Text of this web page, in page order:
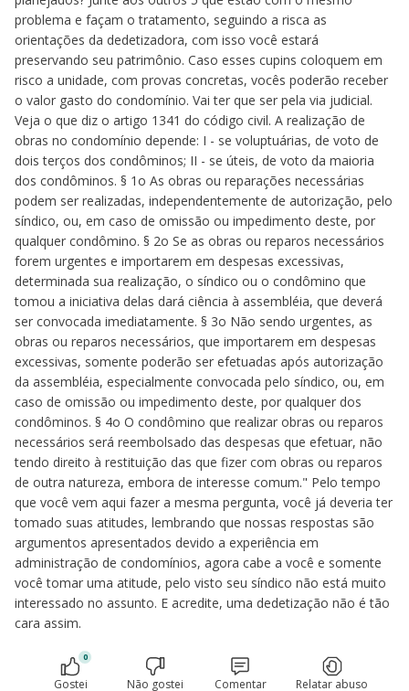
problema e façam o tratamento, seguindo a risca as
orientações da dedetizadora, com isso você estará
preservando seu patrimônio. Caso esses cupins coloquem em
risco a unidade, com provas concretas, vocês poderão receber
o valor gasto do condomínio. Vai ter que ser pela via judicial.
Veja o que diz o artigo 1341 do código civil. A realização de
obras no condomínio depende: I - se voluptuárias, de voto de
dois terços dos condôminos; II - se úteis, de voto da maioria
dos condôminos. § 1o As obras ou reparações necessárias
podem ser realizadas, independentemente de autorização, pelo
síndico, ou, em caso de omissão ou impedimento deste, por
qualquer condômino. § 2o Se as obras ou reparos necessários
forem urgentes e importarem em despesas excessivas,
determinada sua realização, o síndico ou o condômino que
tomou a iniciativa delas dará ciência à assembléia, que deverá
ser convocada imediatamente. § 3o Não sendo urgentes, as
obras ou reparos necessários, que importarem em despesas
excessivas, somente poderão ser efetuadas após autorização
da assembléia, especialmente convocada pelo síndico, ou, em
caso de omissão ou impedimento deste, por qualquer dos
condôminos. § 4o O condômino que realizar obras ou reparos
necessários será reembolsado das despesas que efetuar, não
tendo direito à restituição das que fizer com obras ou reparos
de outra natureza, embora de interesse comum." Pelo tempo
que você vem aqui fazer a mesma pergunta, você já deveria ter
tomado suas atitudes, lembrando que nossas respostas são
argumentos apresentados devido a experiência em
administração de condomínios, agora cabe a você e somente
você tomar uma atitude, pelo visto seu síndico não está muito
interessado no assunto. E acredite, uma dedetização não é tão
cara assim.
0
Gostei Não gostei Comentar Relatar abuso